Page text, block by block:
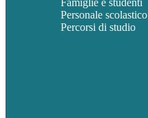
Famiglie e studenti
Personale scolastico
Percorsi di studio